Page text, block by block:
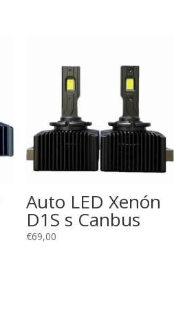
Auto LED Xenón
D1S s Canbus
€69,00